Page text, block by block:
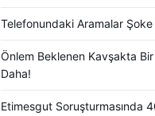
Telefonundaki Aramalar Şoke
Önlem Beklenen Kavşakta
Daha!
Etimesgut Soruşturmasında